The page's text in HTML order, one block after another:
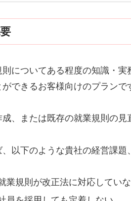
則についてある程度の知識・
ができるお客様向けのプランで
成、または既存の就業規則の見
、以下のような貴社の経営課
業規則が改正法に対応してい